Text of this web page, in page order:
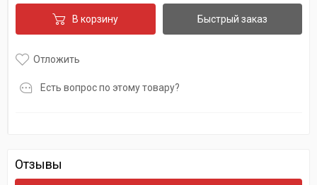
В корзину Быстрый заказ
Отложить
Есть вопрос по этому товару?
Отзывы